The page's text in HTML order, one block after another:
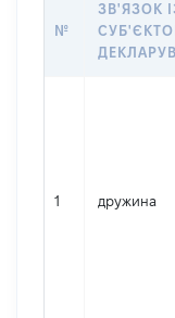
№
ЗВ'ЯЗОК
1 дружина